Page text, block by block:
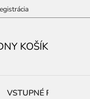
KOŠÍK
VSTUPNÉ ROHOŽE